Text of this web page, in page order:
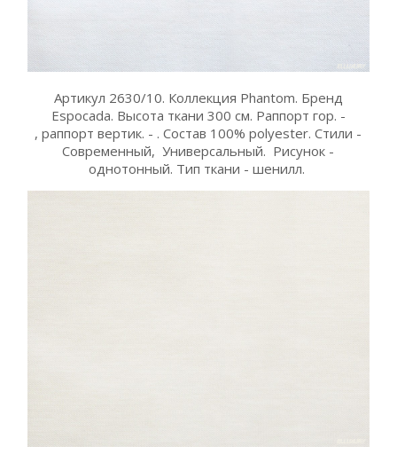
Артикул 2630/10. Коллекция Phantom. Бренд
Espocada. Высота ткани 300 см. Раппорт гор. -
, раппорт вертик. - . Состав 100% polyester. Стили -
Современный, Универсальный. Рисунок -
однотонный. Тип ткани - шенилл.